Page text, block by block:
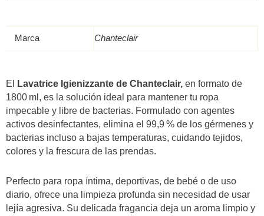
Marca Chanteclair
El Lavatrice Igienizzante de Chanteclair, en formato de
1800 ml, es la solución ideal para mantener tu ropa
impecable y libre de bacterias. Formulado con agentes
activos desinfectantes, elimina el 99,9 % de los gérmenes y
bacterias incluso a bajas temperaturas, cuidando tejidos,
colores y la frescura de las prendas.
Perfecto para ropa íntima, deportivas, de bebé o de uso
diario, ofrece una limpieza profunda sin necesidad de usar
lejía agresiva. Su delicada fragancia deja un aroma limpio y